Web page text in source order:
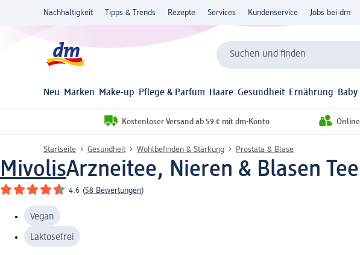
Nachhaltigkeit Tipps & Trends Rezepte Services Kundenservice Jobs bei dm
Suchen und finden
Neu Marken Make-up Pflege & Parfum Haare Gesundheit Ernährung Baby
Kostenloser Versand ab 59 € mit dm-Konto
Startseite Gesundheit Wohlbefinden & Stärkung Prostata & Blase
MivolisArzneitee, Nieren & Blasen
4.6 (58 Bewertungen)
Vegan
Laktosefrei